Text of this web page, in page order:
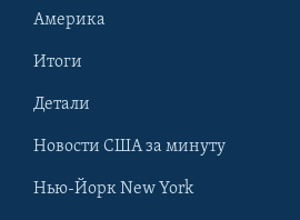
Америка
Итоги
Детали
Новости США за минуту
Нью-Йорк New York